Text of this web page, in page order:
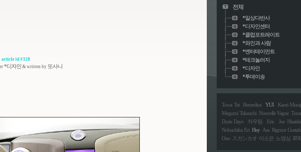
article id #328
*디자인 & written by 또사니
전체
*일상다반사
*디자인센터
*클럽포트레이트
*와인과 사람
*엔터테이먼트
*테크놀러지
*디자인
*투데이송
Towa Tei Remedios YUI Kaori
Megumi Takeuchi Nouvelle Vague
Doris Days
자우림 Eric Joe Hisaishi
Nobuchika Eri Hey Asa Rigmor
Ono スガシカオ 이소은 노영심